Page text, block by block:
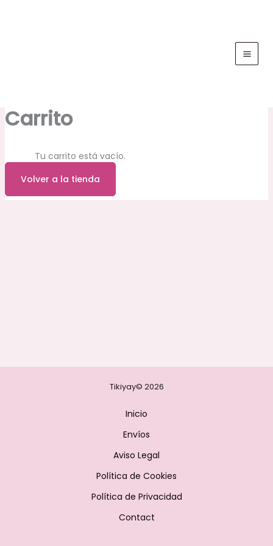
Carrito
Tu carrito está vacío.
Volver a la tienda
Tikiyay© 2026
Inicio
Envíos
Aviso Legal
Política de Cookies
Política de Privacidad
Contact